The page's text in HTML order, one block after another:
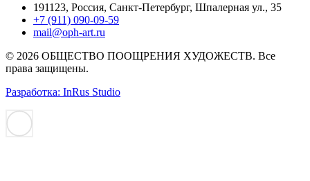
191123, Россия, Санкт-Петербург, Шпалерная ул., 35
+7 (911) 090-09-59
mail@oph-art.ru
© 2026 ОБЩЕСТВО ПООЩРЕНИЯ ХУДОЖЕСТВ. Все
права защищены.
Разработка: InRus Studio